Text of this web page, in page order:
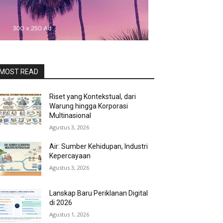
READ
Riset yang Kontekstual, dari
Warung hingga Korporasi
Multinasional
Agustus 3, 2026
Air: Sumber Kehidupan, Industri
Kepercayaan
Agustus 3, 2026
Lanskap Baru Periklanan Digital
di 2026
Agustus 1, 2026